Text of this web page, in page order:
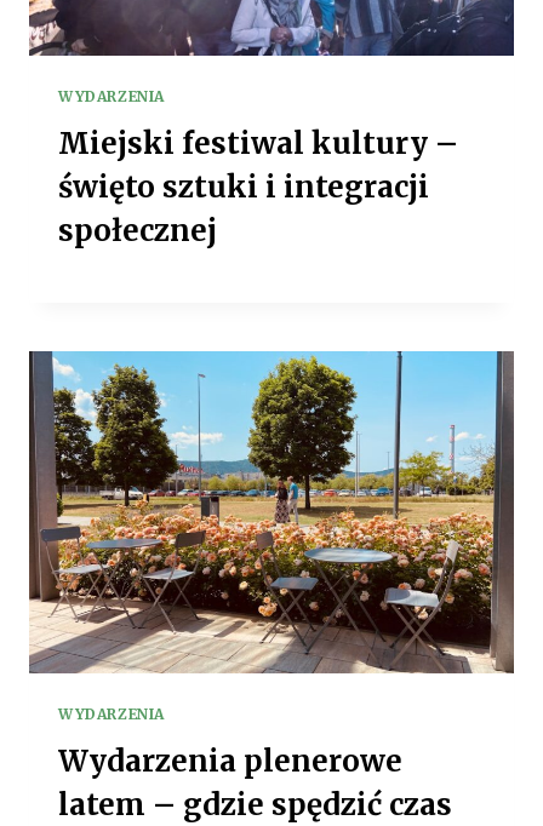
WYDARZENIA
Miejski festiwal kultury –
święto sztuki i integracji
społecznej
WYDARZENIA
Wydarzenia plenerowe
latem – gdzie spędzić czas